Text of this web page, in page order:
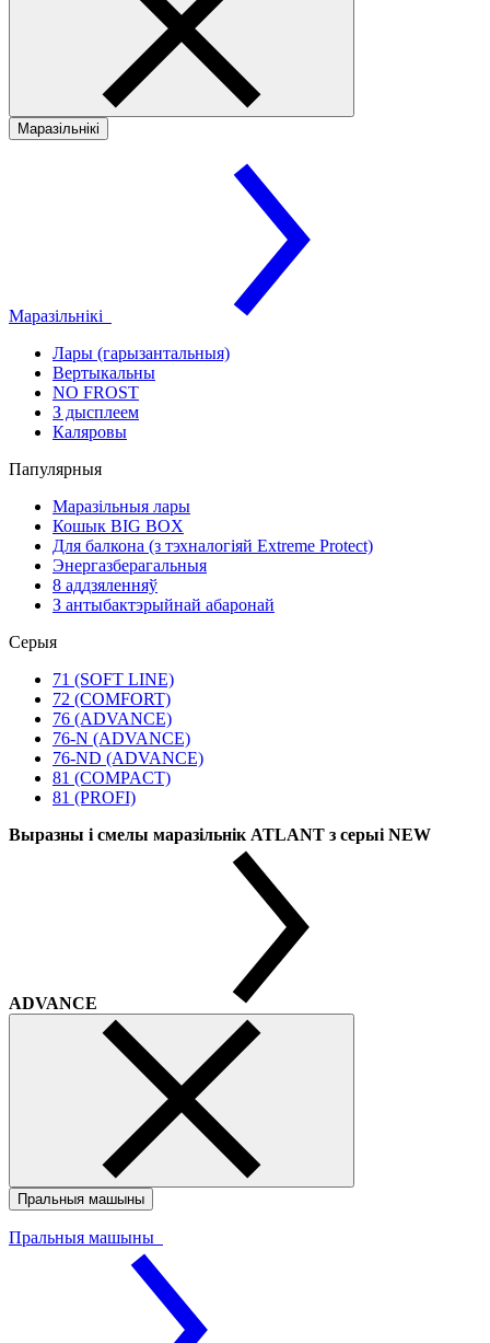
Маразільнікі
Маразільнікі
Лары (гарызантальныя)
Вертыкальны
NO FROST
З дысплеем
Каляровы
Папулярныя
Маразільныя лары
Кошык BIG BOX
Для балкона (з тэхналогіяй Extreme Protect)
Энергазберагальныя
8 аддзяленняў
З антыбактэрыйнай абаронай
Серыя
71 (SOFT LINE)
72 (COMFORT)
76 (ADVANCE)
76-N (ADVANCE)
76-ND (ADVANCE)
81 (COMPACT)
81 (PROFI)
Выразны і смелы маразільнік ATLANT з серыі NEW
ADVANCE
Пральныя машыны
Пральныя машыны